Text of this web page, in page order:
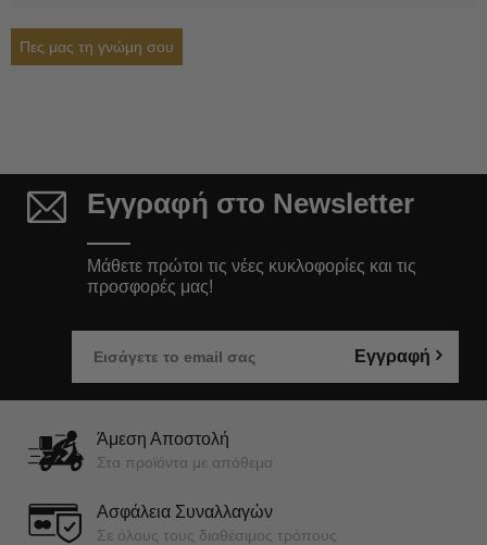
Πες μας τη γνώμη σου
Εγγραφή στο Newsletter
Μάθετε πρώτοι τις νέες κυκλοφορίες και τις
προσφορές μας!
Εγγραφή
Άμεση Αποστολή
Στα προϊόντα με απόθεμα
Ασφάλεια Συναλλαγών
Σε όλους τους διαθέσιμος τρόπους